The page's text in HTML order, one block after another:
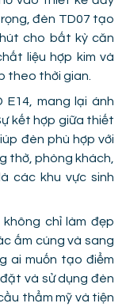
đèn TD07 tạo
cho bất kỳ căn
liệu hợp kim và
theo thời gian.
mang lại ánh
kết hợp giữa thiết
đèn phù hợp với
thờ, phòng khách,
các khu vực sinh
không chỉ làm đẹp
ấm cúng và sang
ai muốn tạo điểm
và sử dụng đèn
thẩm mỹ và tiện